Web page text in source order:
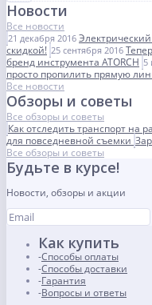
Новости
Все новости
21 декабря 2016
скидкой! 25 сентября 2016
бренд инструмента ATORCH 5
просто пропилить прямую
Все новости
Обзоры и советы
Все обзоры и советы
Как отследить транспорт на
для повседневной съемки
Все обзоры и советы
Будьте в курсе!
Новости, обзоры и акции
Как купить
Способы оплаты
Способы доставки
Гарантия
Вопросы и ответы